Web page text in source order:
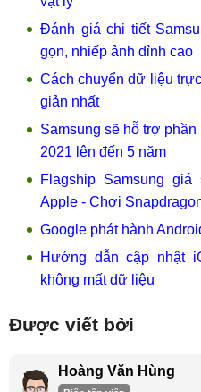
Đánh giá chi tiết
gọn, nhiếp ảnh đỉnh cao
Cách chuyển dữ liệu
giản nhất
Samsung sẽ hỗ trợ
2021 lên đến 5 năm
Flagship Samsung
Apple - Chơi
Google phát hành
Hướng dẫn cập nhật
không mất dữ liệu
Được viết bởi
Hoàng Văn Hùng